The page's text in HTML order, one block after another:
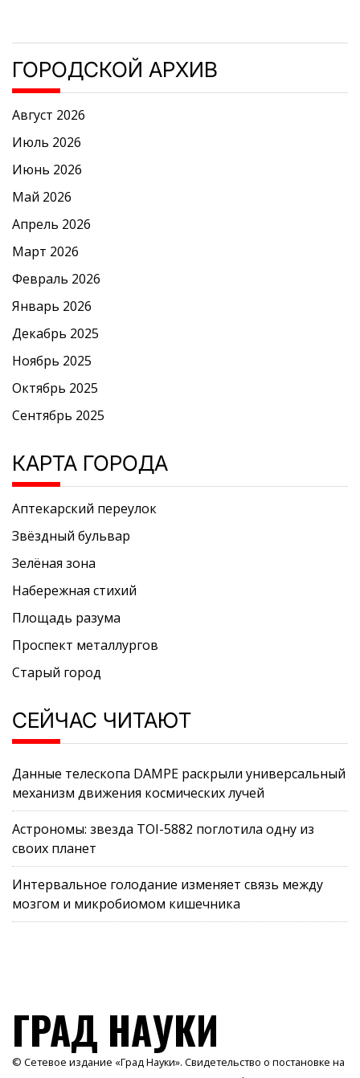
ГОРОДСКОЙ АРХИВ
Август 2026
Июль 2026
Июнь 2026
Май 2026
Апрель 2026
Март 2026
Февраль 2026
Январь 2026
Декабрь 2025
Ноябрь 2025
Октябрь 2025
Сентябрь 2025
КАРТА ГОРОДА
Аптекарский переулок
Звёздный бульвар
Зелёная зона
Набережная стихий
Площадь разума
Проспект металлургов
Старый город
СЕЙЧАС ЧИТАЮТ
Данные телескопа DAMPE раскрыли универсальный
механизм движения космических лучей
Астрономы: звезда TOI-5882 поглотила одну из
своих планет
Интервальное голодание изменяет связь между
мозгом и микробиомом кишечника
ГРАД НАУКИ
© Сетевое издание «Град Науки». Свидетельство о постановке на